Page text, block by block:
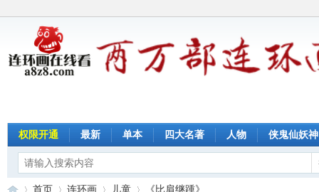
权限开通 最新 单本 四大名著 人物 侠鬼仙妖神
首页 连环画 儿童 《比肩继踵》